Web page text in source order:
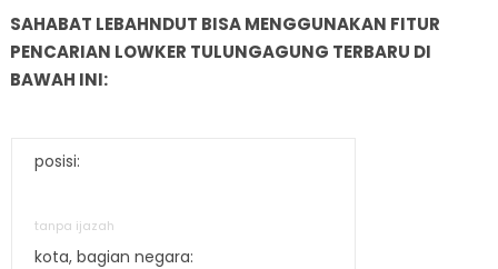
SAHABAT LEBAHNDUT BISA MENGGUNAKAN FITUR
PENCARIAN LOWKER TULUNGAGUNG TERBARU DI
BAWAH INI:
posisi:
tanpa ijazah
kota, bagian negara: